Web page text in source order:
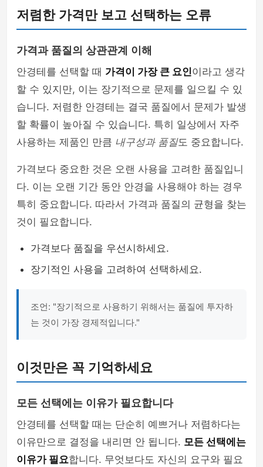
저렴한 가격만 보고 선택하는 오류
가격과 품질의 상관관계 이해
안경테를 선택할 때 가격이 가장 큰 요인이라고 생각
할 수 있지만, 이는 장기적으로 문제를 일으킬 수 있
습니다. 저렴한 안경테는 결국 품질에서 문제가 발생
할 확률이 높아질 수 있습니다. 특히 일상에서 자주
사용하는 제품인 만큼 내구성과 품질도 중요합니다.
가격보다 중요한 것은 오랜 사용을 고려한 품질입니
다. 이는 오랜 기간 동안 안경을 사용해야 하는 경우
특히 중요합니다. 따라서 가격과 품질의 균형을 찾는
것이 필요합니다.
가격보다 품질을 우선시하세요.
장기적인 사용을 고려하여 선택하세요.
조언: "장기적으로 사용하기 위해서는 품질에 투자하
는 것이 가장 경제적입니다."
이것만은 꼭 기억하세요
모든 선택에는 이유가 필요합니다
안경테를 선택할 때는 단순히 예쁘거나 저렴하다는
이유만으로 결정을 내리면 안 됩니다. 모든 선택에는
이유가 필요합니다. 무엇보다도 자신의 요구와 필요